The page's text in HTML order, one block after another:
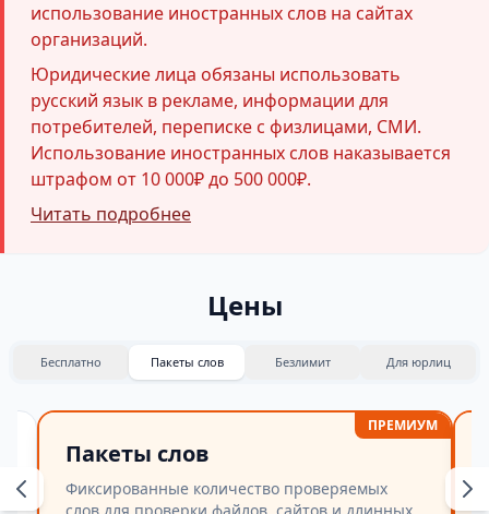
использование иностранных слов на сайтах
организаций.
Юридические лица обязаны использовать
русский язык в рекламе, информации для
потребителей, переписке с физлицами, СМИ.
Использование иностранных слов наказывается
штрафом от 10 000₽ до 500 000₽.
Читать подробнее
Цены
Бесплатно Пакеты слов Безлимит Для юрлиц
ПРЕМИУМ
Пакеты слов
Фиксированные количество проверяемых